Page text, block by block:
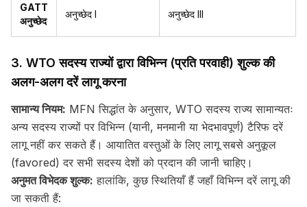
GATT
अनुच्छेद
अनुच्छेद I अनुच्छेद III
3. WTO सदस्य राज्यों द्वारा विभिन्न (प्रति परवाही) शुल्क की
अलग-अलग दरें लागू करना
सामान्य नियम: MFN सिद्धांत के अनुसार, WTO सदस्य राज्य सामान्यतः
अन्य सदस्य राज्यों पर विभिन्न (यानी, मनमानी या भेदभावपूर्ण) टैरिफ दरें
लागू नहीं कर सकते हैं। आयातित वस्तुओं के लिए लागू सबसे अनुकूल
(favored) दर सभी सदस्य देशों को प्रदान की जानी चाहिए।
अनुमत विभेदक शुल्क: हालांकि, कुछ स्थितियाँ हैं जहाँ विभिन्न दरें लागू की
जा सकती हैं: